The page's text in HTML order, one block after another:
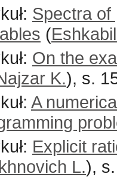
Spectra of
(
On the
K.), s.
A
Explicit
L.),